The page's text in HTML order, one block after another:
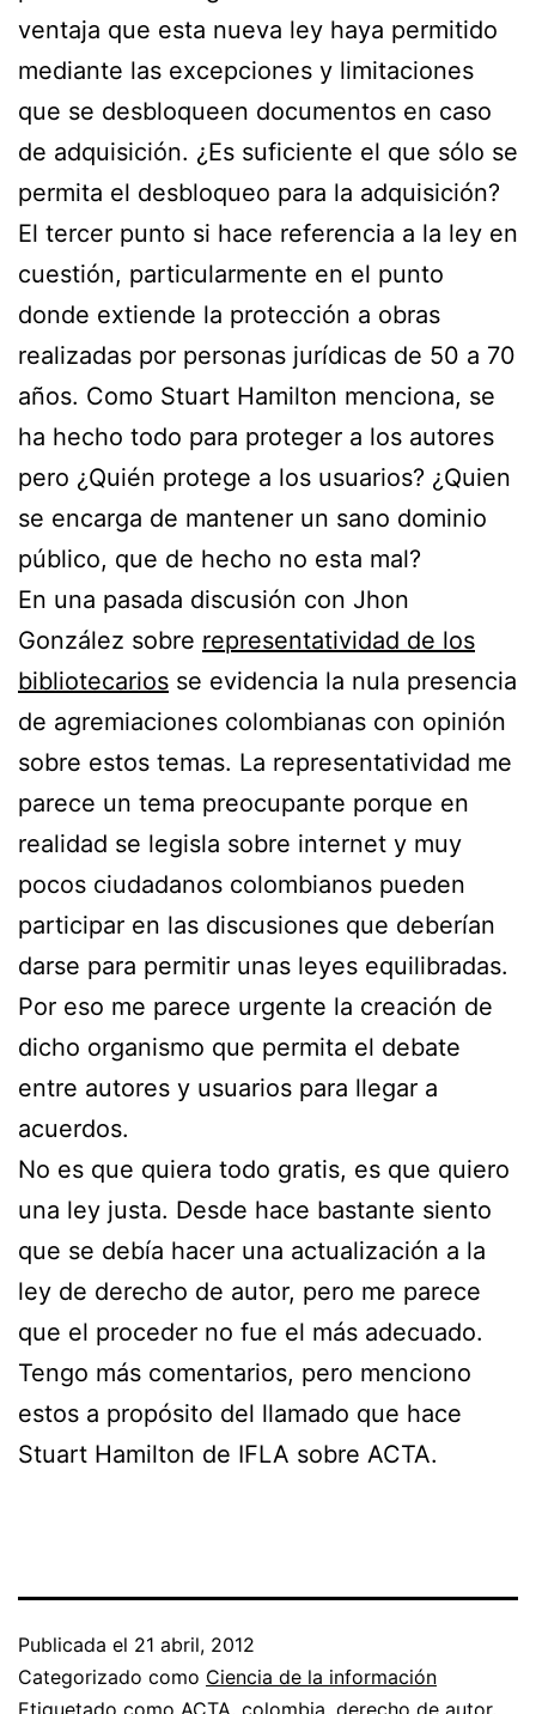
ventaja que esta nueva ley haya permitido
mediante las excepciones y limitaciones
que se desbloqueen documentos en caso
de adquisición. ¿Es suficiente el que sólo se
permita el desbloqueo para la adquisición?
El tercer punto si hace referencia a la ley en
cuestión, particularmente en el punto
donde extiende la protección a obras
realizadas por personas jurídicas de 50 a 70
años. Como Stuart Hamilton menciona, se
ha hecho todo para proteger a los autores
pero ¿Quién protege a los usuarios? ¿Quien
se encarga de mantener un sano dominio
público, que de hecho no esta mal?
En una pasada discusión con Jhon
González sobre representatividad de los
bibliotecarios se evidencia la nula presencia
de agremiaciones colombianas con opinión
sobre estos temas. La representatividad me
parece un tema preocupante porque en
realidad se legisla sobre internet y muy
pocos ciudadanos colombianos pueden
participar en las discusiones que deberían
darse para permitir unas leyes equilibradas.
Por eso me parece urgente la creación de
dicho organismo que permita el debate
entre autores y usuarios para llegar a
acuerdos.
No es que quiera todo gratis, es que quiero
una ley justa. Desde hace bastante siento
que se debía hacer una actualización a la
ley de derecho de autor, pero me parece
que el proceder no fue el más adecuado.
Tengo más comentarios, pero menciono
estos a propósito del llamado que hace
Stuart Hamilton de IFLA sobre ACTA.
Publicada el 21 abril, 2012
Categorizado como Ciencia de la información
Etiquetado como ACTA, colombia, derecho de autor,